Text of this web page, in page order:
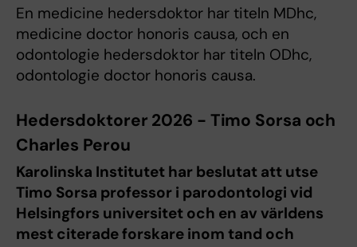
En medicine hedersdoktor har titeln MDhc,
medicine doctor honoris causa, och en
odontologie hedersdoktor har titeln ODhc,
odontologie doctor honoris causa.
Hedersdoktorer 2026 - Timo Sorsa och
Charles Perou
Karolinska Institutet har beslutat att utse
Timo Sorsa professor i parodontologi vid
Helsingfors universitet och en av världens
mest citerade forskare inom tand och